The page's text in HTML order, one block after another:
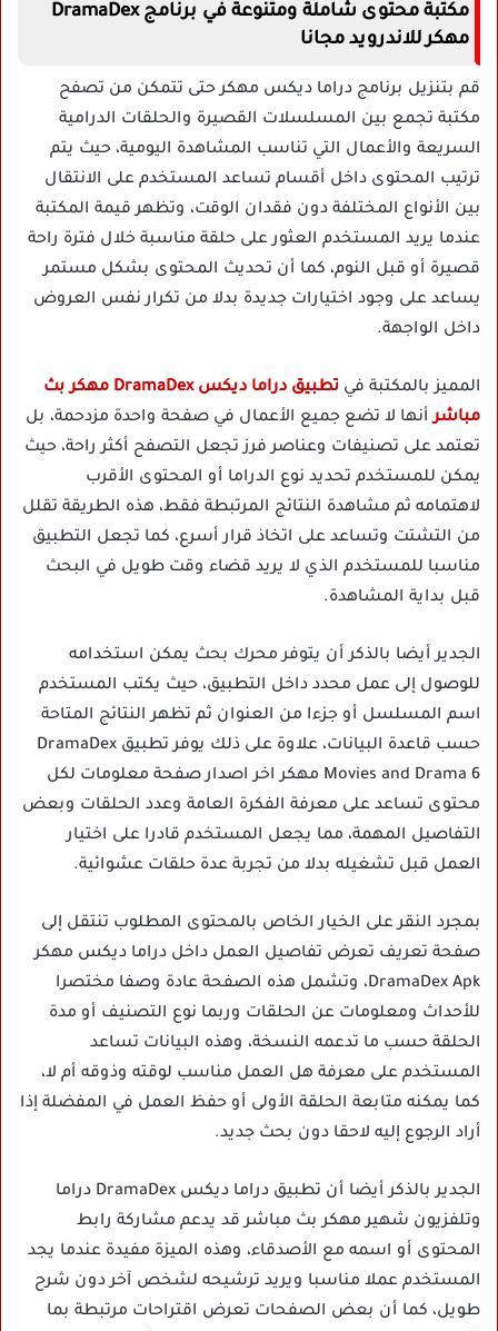
مكتبة محتوى شاملة ومتنوعة في برنامج DramaDex
مهكر للاندرويد مجانا
قم بتنزيل برنامج دراما ديكس مهكر حتى تتمكن من تصفح
مكتبة تجمع بين المسلسلات القصيرة والحلقات الدرامية
السريعة والأعمال التي تناسب المشاهدة اليومية، حيث يتم
ترتيب المحتوى داخل أقسام تساعد المستخدم على الانتقال
بين الأنواع المختلفة دون فقدان الوقت، وتظهر قيمة المكتبة
عندما يريد المستخدم العثور على حلقة مناسبة خلال فترة راحة
قصيرة أو قبل النوم، كما أن تحديث المحتوى بشكل مستمر
يساعد على وجود اختيارات جديدة بدلا من تكرار نفس العروض
داخل الواجهة.
المميز بالمكتبة في
تطبيق دراما ديكس DramaDex مهكر بث
مباشرأنها لا تضع جميع الأعمال في صفحة واحدة مزدحمة، بل
تعتمد على تصنيفات وعناصر فرز تجعل التصفح أكثر راحة، حيث
يمكن للمستخدم تحديد نوع الدراما أو المحتوى الأقرب
لاهتمامه ثم مشاهدة النتائج المرتبطة فقط، هذه الطريقة تقلل
من التشتت وتساعد على اتخاذ قرار أسرع، كما تجعل التطبيق
مناسبا للمستخدم الذي لا يريد قضاء وقت طويل في البحث
قبل بداية المشاهدة.
الجدير أيضا بالذكر أن يتوفر محرك بحث يمكن استخدامه
للوصول إلى عمل محدد داخل التطبيق، حيث يكتب المستخدم
اسم المسلسل أو جزءا من العنوان ثم تظهر النتائج المتاحة
حسب قاعدة البيانات، علاوة على ذلك يوفر تطبيق DramaDex
Movies and Drama 6 مهكر اخر اصدار صفحة معلومات لكل
محتوى تساعد على معرفة الفكرة العامة وعدد الحلقات وبعض
التفاصيل المهمة، مما يجعل المستخدم قادرا على اختيار
العمل قبل تشغيله بدلا من تجربة عدة حلقات عشوائية.
بمجرد النقر على الخيار الخاص بالمحتوى المطلوب تنتقل إلى
صفحة تعريف تعرض تفاصيل العمل داخل دراما ديكس مهكر
DramaDex Apk، وتشمل هذه الصفحة عادة وصفا مختصرا
للأحداث ومعلومات عن الحلقات وربما نوع التصنيف أو مدة
الحلقة حسب ما تدعمه النسخة، وهذه البيانات تساعد
المستخدم على معرفة هل العمل مناسب لوقته وذوقه أم لا،
كما يمكنه متابعة الحلقة الأولى أو حفظ العمل في المفضلة إذا
أراد الرجوع إليه لاحقا دون بحث جديد.
الجدير بالذكر أيضا أن تطبيق دراما ديكس DramaDex دراما
وتلفزيون شهير مهكر بث مباشر قد يدعم مشاركة رابط
المحتوى أو اسمه مع الأصدقاء، وهذه الميزة مفيدة عندما يجد
المستخدم عملا مناسبا ويريد ترشيحه لشخص آخر دون شرح
طويل، كما أن بعض الصفحات تعرض اقتراحات مرتبطة بما